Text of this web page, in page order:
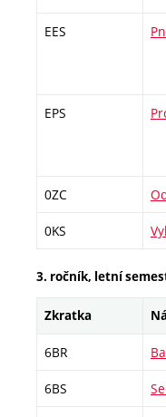
EES
EPS
0ZC
0KS
3. ročník, letní
Zkratka
6BR
6BS